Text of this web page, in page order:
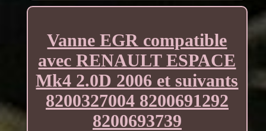
Vanne EGR compatible
avec RENAULT ESPACE
Mk4 2.0D 2006 et suivants
8200327004 8200691292
8200693739